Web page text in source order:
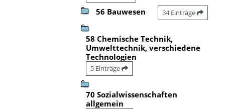
56 Bauwesen 34 Einträge
58 Chemische Technik,
Umwelttechnik, verschiedene
Technologien
5 Einträge
70 Sozialwissenschaften
allgemein